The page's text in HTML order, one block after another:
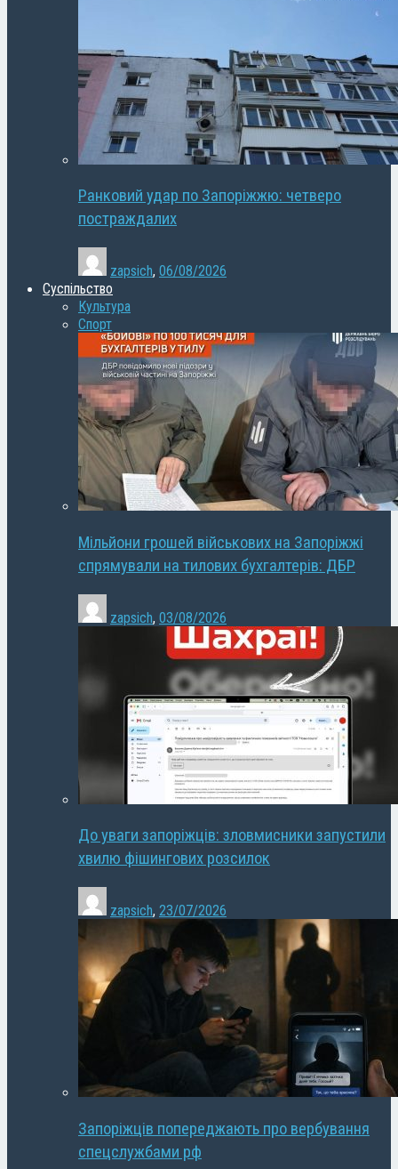
Ранковий удар по Запоріжжю: четверо
постраждалих
zapsich, 06/08/2026
Суспільство
Культура
Спорт
Мільйони грошей військових на Запоріжжі
спрямували на тилових бухгалтерів: ДБР
zapsich, 03/08/2026
До уваги запоріжців: зловмисники запустили
хвилю фішингових розсилок
zapsich, 23/07/2026
Запоріжців попереджають про вербування
спецслужбами рф